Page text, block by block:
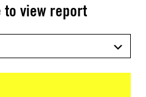
to view report